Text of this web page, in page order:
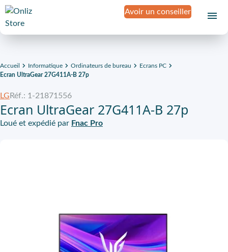
Avoir un conseiller
Accueil Informatique Ordinateurs de bureau
Ecrans PC
Ecran UltraGear 27G411A-B 27p
LG Réf.: 1-21871556
Ecran UltraGear 27G411A-B 27p
Loué et expédié par Fnac Pro